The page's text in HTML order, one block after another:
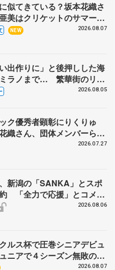
似てきている？坂本花織さ
美はクリケットのサマーキ
島田麻央はたくさん試合に
NEW 2026.08.07
出作りに」と後押しした海
ラノまで… 繁華街のリン
のお兄さんも味方に 小林
2026.08.05
ク優秀者顕彰にりくりゅ
織さん、団体メンバーら
科省が表彰式、ブルーノ・
2026.07.27
新潟の「SANKA」とスポ
「全力で応援」とコメン
2026.08.06
ルス杯で圧巻シニアデビュ
ニアで４シーズン無敗の島
2026.08.07